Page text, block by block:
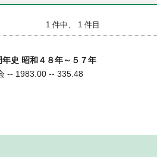
1 件中、 1 件目
史 昭和４８年～５７年
-- 1983.00 -- 335.48